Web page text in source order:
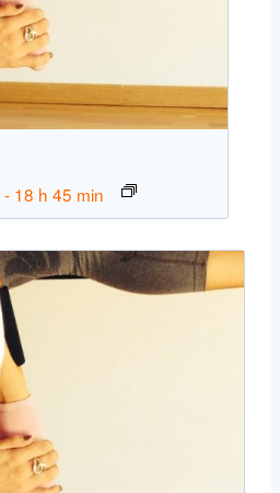
- 18 h 45 min